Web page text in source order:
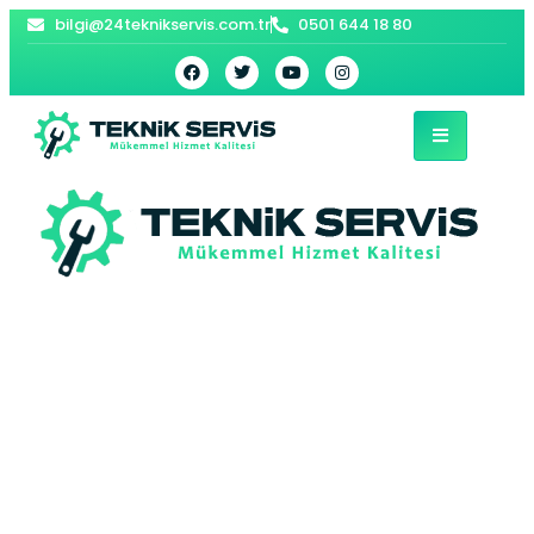
bilgi@24teknikservis.com.tr 0501 644 18 80